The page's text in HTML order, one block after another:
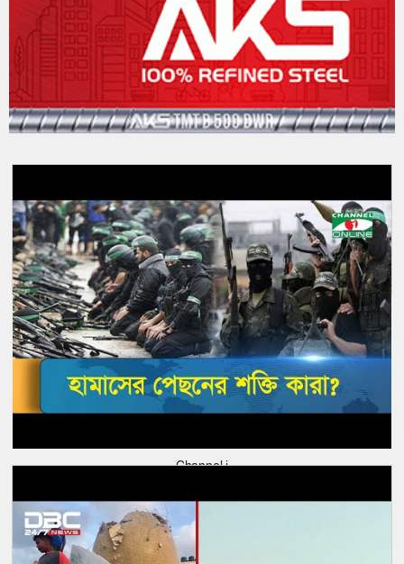
Channel i